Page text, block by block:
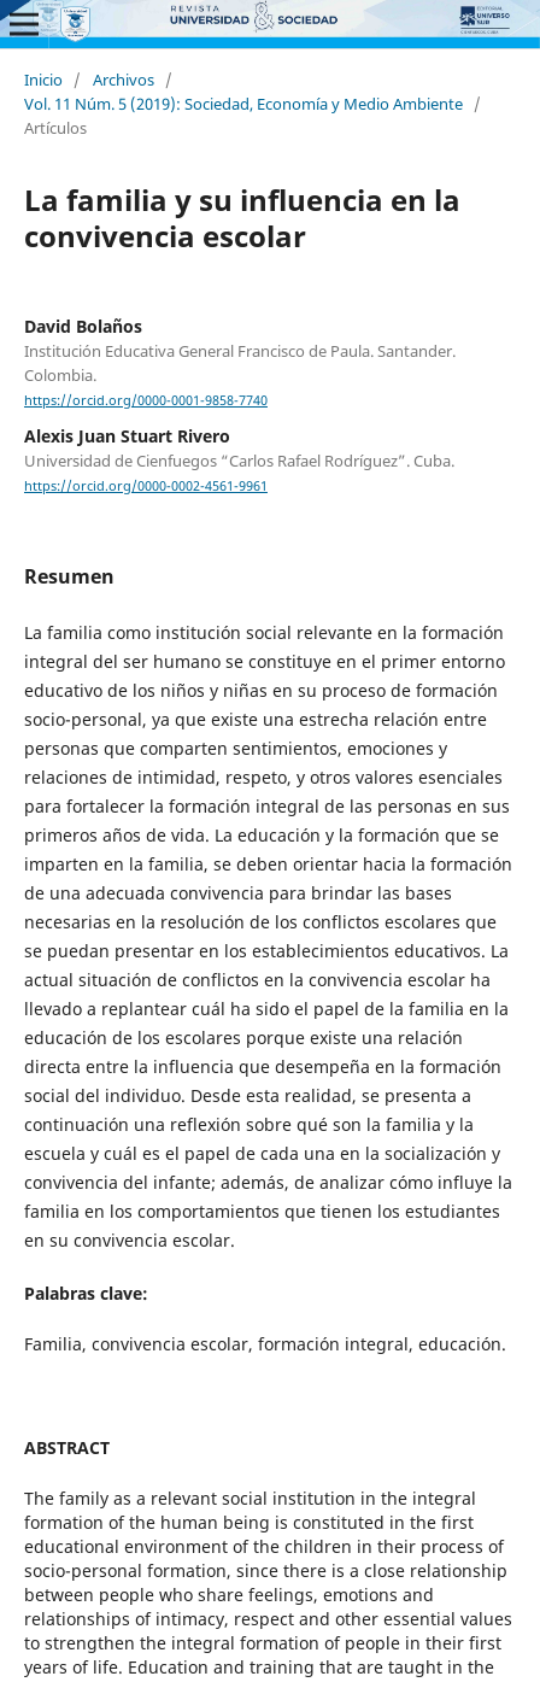
Inicio / Archivos /
Vol. 11 Núm. 5 (2019): Sociedad, Economía y Medio Ambiente /
Artículos
La familia y su influencia en la
convivencia escolar
David Bolaños
Institución Educativa General Francisco de Paula. Santander.
Colombia.
https://orcid.org/0000-0001-9858-7740
Alexis Juan Stuart Rivero
Universidad de Cienfuegos “Carlos Rafael Rodríguez”. Cuba.
https://orcid.org/0000-0002-4561-9961
Resumen
La familia como institución social relevante en la formación
integral del ser humano se constituye en el primer entorno
educativo de los niños y niñas en su proceso de formación
socio-personal, ya que existe una estrecha relación entre
personas que comparten sentimientos, emociones y
relaciones de intimidad, respeto, y otros valores esenciales
para fortalecer la formación integral de las personas en sus
primeros años de vida. La educación y la formación que se
imparten en la familia, se deben orientar hacia la formación
de una adecuada convivencia para brindar las bases
necesarias en la resolución de los conflictos escolares que
se puedan presentar en los establecimientos educativos. La
actual situación de conflictos en la convivencia escolar ha
llevado a replantear cuál ha sido el papel de la familia en la
educación de los escolares porque existe una relación
directa entre la influencia que desempeña en la formación
social del individuo. Desde esta realidad, se presenta a
continuación una reflexión sobre qué son la familia y la
escuela y cuál es el papel de cada una en la socialización y
convivencia del infante; además, de analizar cómo influye la
familia en los comportamientos que tienen los estudiantes
en su convivencia escolar.
Palabras clave:
Familia, convivencia escolar, formación integral, educación.
ABSTRACT
The family as a relevant social institution in the integral
formation of the human being is constituted in the first
educational environment of the children in their process of
socio-personal formation, since there is a close relationship
between people who share feelings, emotions and
relationships of intimacy, respect and other essential values
to strengthen the integral formation of people in their first
years of life. Education and training that are taught in the